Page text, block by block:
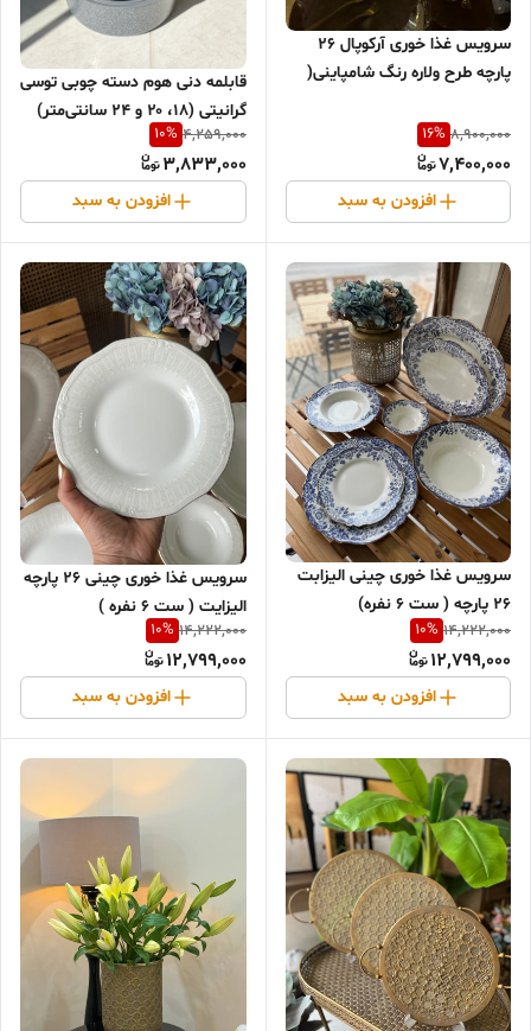
سرويس غذا خوری آركوپال ۲۶
پارچه طرح ولاره رنگ شامپاینی(
8,900,000
16%
7,400,000
افزودن به سبد
قابلمه دنی هوم دسته چوبی توسی
گرانیتی (۱۸، ۲۰ و ۲۴ سانتی‌متر)
4,259,000
10%
3,833,000
افزودن به سبد
سرویس غذا خوری چینی الیزابت
۲۶ پارچه ( ست ۶ نفره)
14,222,000
10%
12,799,000
افزودن به سبد
سرویس غذا خوری چینی ۲۶ پارچه
الیزایت ( ست ۶ نفره )
14,222,000
10%
12,799,000
افزودن به سبد